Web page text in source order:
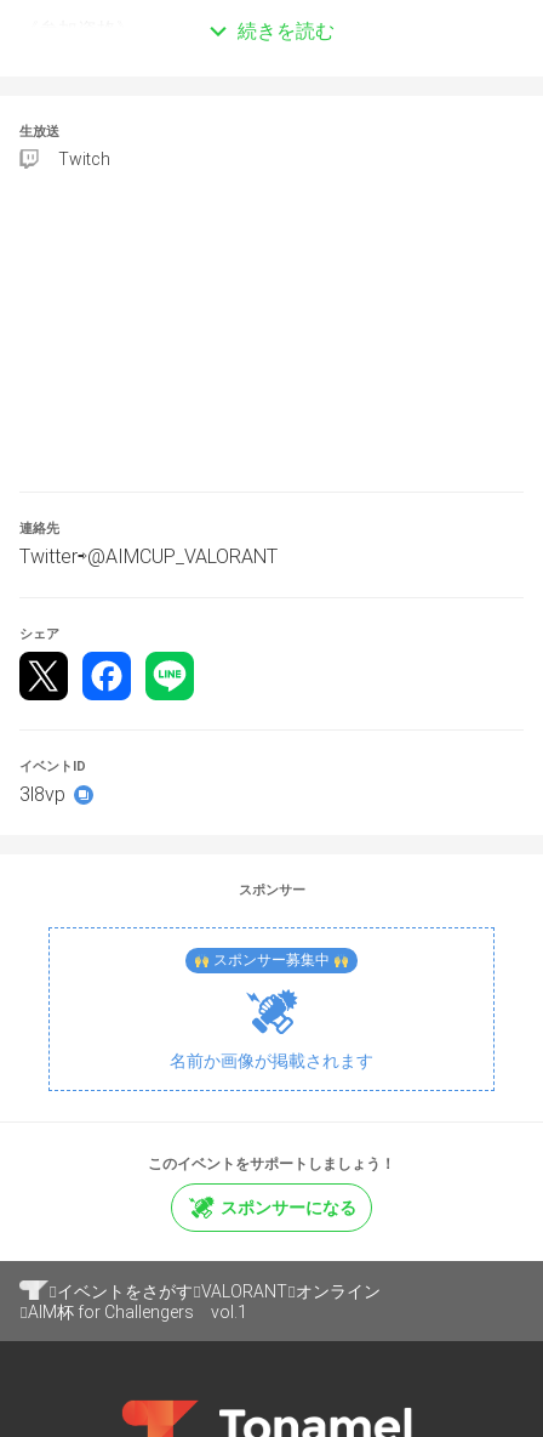
16チーム
※応募数が16チーム以上の場合は先着順となります。
参加チーム確定後、代表者にDiscordサーバーへの招待を
させていただきます。
大会進行についてはDiscordで行います。
Discordは選手全員参加でお願いいたします。
※優勝チームの代表者へご連絡いたいします。
※国内在住の方がチームにいない場合、賞金は出ませんの
《マップ》
1回戦　 　　フラクチャー
準々決勝　 スプリット
準決勝　 　 アイスボックス
決勝 　 パール
いずれとも提 携しておらず、資金提供も受けていません
続きを読む
生放送
Twitch
連絡先
Twitter⇨@AIMCUP_VALORANT
シェア
イベントID
3l8vp
スポンサー
スポンサー募集中
名前か画像が掲載されます
このイベントをサポートしましょう！
スポンサーになる
イベントをさがす VALORANT オンライン
AIM杯 for Challengers vol.1